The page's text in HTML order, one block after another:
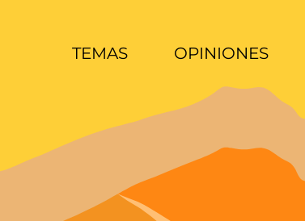
TEMAS OPINIONES